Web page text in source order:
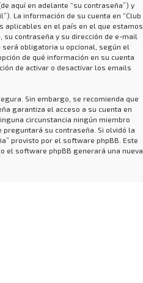
aquí en adelante “su contraseña”) y
La información de su cuenta en “Club
aplicables en el país en el que estamos
contraseña y su dirección de e-mail
obligatoria u opcional, según el
de qué información en su cuenta
de activar o desactivar los emails
Sin embargo, se recomienda que
garantiza el acceso a su cuenta en
circunstancia ningún miembro
preguntará su contraseña. Si olvidó la
provisto por el software phpBB. Este
el software phpBB generará una nueva